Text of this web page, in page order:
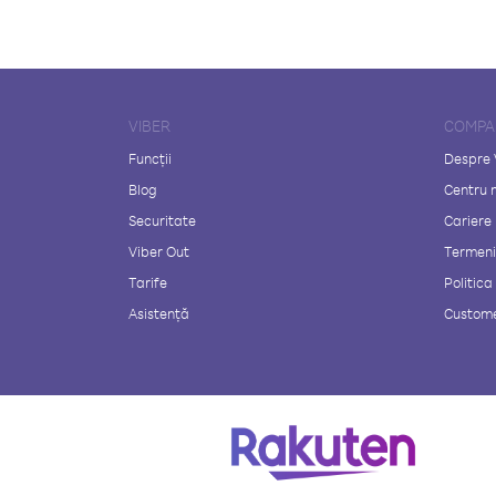
VIBER
Funcții
Blog
Securitate
Viber Out
Tarife
Asistență
Despre
Centru
Cariere